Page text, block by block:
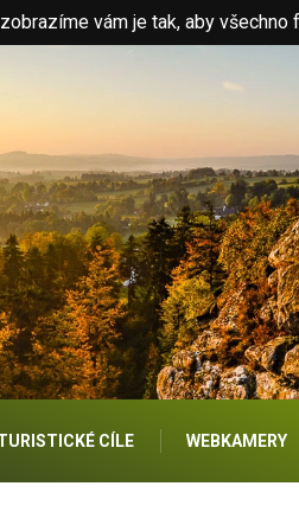
vám je tak, aby
CÍLE WEBKAMERY